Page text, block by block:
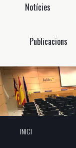
Notícies
Publicacions
INICI